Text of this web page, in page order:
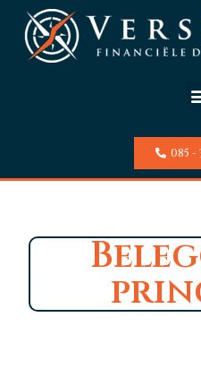
085 -